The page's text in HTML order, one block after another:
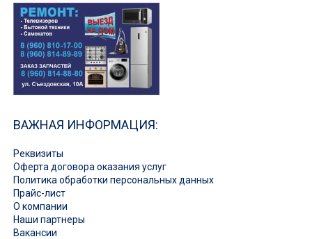
ВАЖНАЯ ИНФОРМАЦИЯ:
Реквизиты
Оферта договора оказания услуг
Политика обработки персональных данных
Прайс-лист
О компании
Наши партнеры
Вакансии